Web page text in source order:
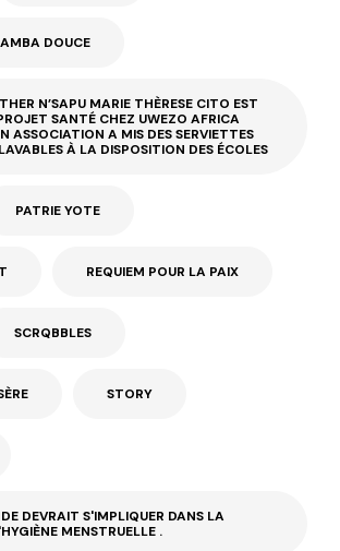
DOUCE
N’SAPU MARIE THÈRESE CITO EST
SANTÉ CHEZ UWEZO AFRICA
ASSOCIATION A MIS DES SERVIETTES
À LA DISPOSITION DES ÉCOLES
PATRIE YOTE
REQUIEM POUR LA PAIX
SCRQBBLES
STORY
DEVRAIT S'IMPLIQUER DANS LA
MENSTRUELLE .